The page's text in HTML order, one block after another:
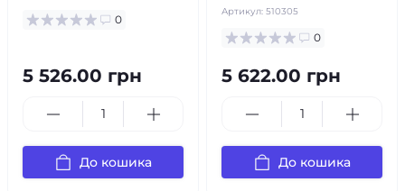
0
5 526.00 грн
До кошика
Артикул: 510305
0
5 622.00 грн
До кошика